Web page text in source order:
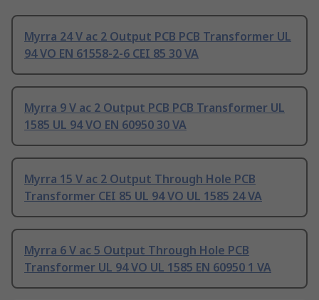
Myrra 24 V ac 2 Output PCB PCB Transformer UL
94 VO EN 61558-2-6 CEI 85 30 VA
Myrra 9 V ac 2 Output PCB PCB Transformer UL
1585 UL 94 VO EN 60950 30 VA
Myrra 15 V ac 2 Output Through Hole PCB
Transformer CEI 85 UL 94 VO UL 1585 24 VA
Myrra 6 V ac 5 Output Through Hole PCB
Transformer UL 94 VO UL 1585 EN 60950 1 VA